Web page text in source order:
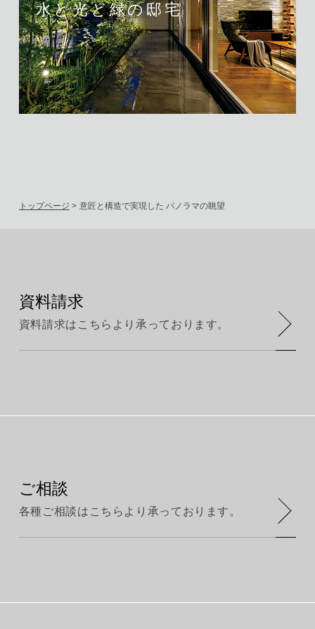
水と光と緑の邸宅
トップページ > 意匠と構造で実現した パノラマの眺望
資料請求
資料請求はこちらより承っております。
ご相談
各種ご相談はこちらより承っております。